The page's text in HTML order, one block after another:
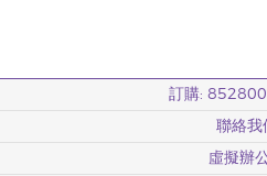
訂購:
聯絡我
虛擬辦